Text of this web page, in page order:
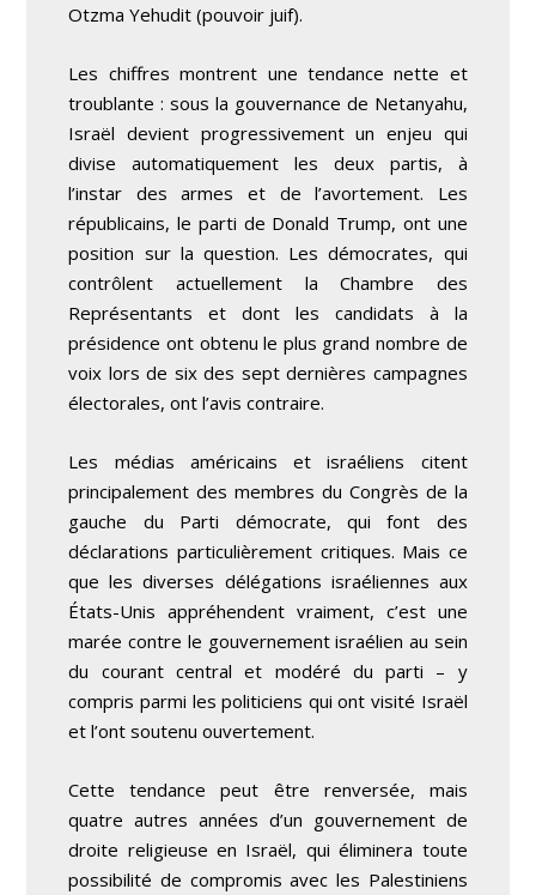
Otzma Yehudit (pouvoir juif).
Les chiffres montrent une tendance nette et
troublante : sous la gouvernance de Netanyahu,
Israël devient progressivement un enjeu qui
divise automatiquement les deux partis, à
l’instar des armes et de l’avortement. Les
républicains, le parti de Donald Trump, ont une
position sur la question. Les démocrates, qui
contrôlent actuellement la Chambre des
Représentants et dont les candidats à la
présidence ont obtenu le plus grand nombre de
voix lors de six des sept dernières campagnes
électorales, ont l’avis contraire.
Les médias américains et israéliens citent
principalement des membres du Congrès de la
gauche du Parti démocrate, qui font des
déclarations particulièrement critiques. Mais ce
que les diverses délégations israéliennes aux
États-Unis appréhendent vraiment, c’est une
marée contre le gouvernement israélien au sein
du courant central et modéré du parti – y
compris parmi les politiciens qui ont visité Israël
et l’ont soutenu ouvertement.
Cette tendance peut être renversée, mais
quatre autres années d’un gouvernement de
droite religieuse en Israël, qui éliminera toute
possibilité de compromis avec les Palestiniens